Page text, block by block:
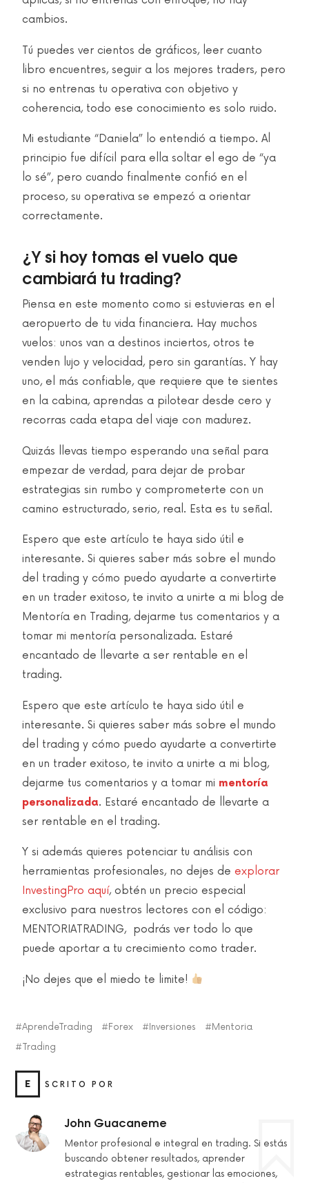
cambios.
Tú puedes ver cientos de gráficos, leer cuanto
libro encuentres, seguir a los mejores traders, pero
si no entrenas tu operativa con objetivo y
coherencia, todo ese conocimiento es solo ruido.
Mi estudiante “Daniela” lo entendió a tiempo. Al
principio fue difícil para ella soltar el ego de “ya
lo sé”, pero cuando finalmente confió en el
proceso, su operativa se empezó a orientar
correctamente.
¿Y si hoy tomas el vuelo que
cambiará tu trading?
Piensa en este momento como si estuvieras en el
aeropuerto de tu vida financiera. Hay muchos
vuelos: unos van a destinos inciertos, otros te
venden lujo y velocidad, pero sin garantías. Y hay
uno, el más confiable, que requiere que te sientes
en la cabina, aprendas a pilotear desde cero y
recorras cada etapa del viaje con madurez.
Quizás llevas tiempo esperando una señal para
empezar de verdad, para dejar de probar
estrategias sin rumbo y comprometerte con un
camino estructurado, serio, real. Esta es tu señal.
Espero que este artículo te haya sido útil e
interesante. Si quieres saber más sobre el mundo
del trading y cómo puedo ayudarte a convertirte
en un trader exitoso, te invito a unirte a mi blog de
Mentoría en Trading, dejarme tus comentarios y a
tomar mi mentoría personalizada. Estaré
encantado de llevarte a ser rentable en el
trading.
Espero que este artículo te haya sido útil e
interesante. Si quieres saber más sobre el mundo
del trading y cómo puedo ayudarte a convertirte
en un trader exitoso, te invito a unirte a mi blog,
dejarme tus comentarios y a tomar mi mentoría
personalizada. Estaré encantado de llevarte a
ser rentable en el trading.
Y si además quieres potenciar tu análisis con
herramientas profesionales, no dejes deexplorar
InvestingPro aquí, obtén un precio especial
exclusivo para nuestros lectores con el código:
MENTORIATRADING, podrás ver todo lo que
puede aportar a tu crecimiento como trader.
¡No dejes que el miedo te limite!
AprendeTrading Forex Inversiones
Mentoria
Trading
E SCRITO POR
John Guacaneme
Mentor profesional e integral en trading. Si estás
buscando obtener resultados, aprender
estrategias rentables, gestionar las emociones,